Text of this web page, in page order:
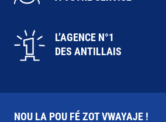
L’AGENCE N°1
DES ANTILLAIS
NOU LA POU FÉ ZOT VWAYAJE !